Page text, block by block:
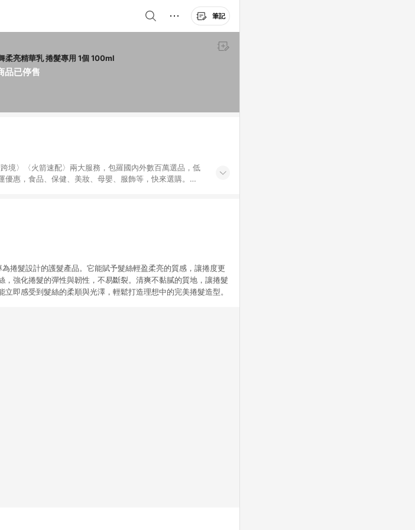
筆記
品已停售
INNISFREE 台灣公司貨 我的秀髮 輕舞柔亮精華乳 捲髮專用 1個 100ml
境〉〈火箭速配〉兩大服務，包羅國內外數百萬選品，低
惠，食品、保健、美妝、母嬰、服飾等，快來選購。
捲髮設計的護髮產品。它能賦予髮絲輕盈柔亮的質感，讓捲度更
強化捲髮的彈性與韌性，不易斷裂。清爽不黏膩的質地，讓捲髮
即感受到髮絲的柔順與光澤，輕鬆打造理想中的完美捲髮造型。